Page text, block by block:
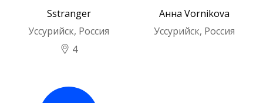
Sstranger
Уссурийск, Россия
4
Анна Vornikova
Уссурийск, Россия